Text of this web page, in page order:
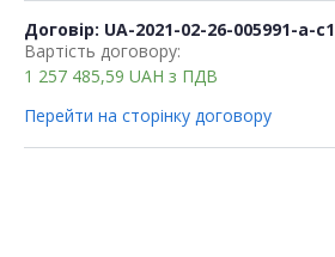
Договір: UA-2021-02-26-005991-a-c1
Вартість договору:
1 257 485,59 UAH з ПДВ
Перейти на сторінку договору